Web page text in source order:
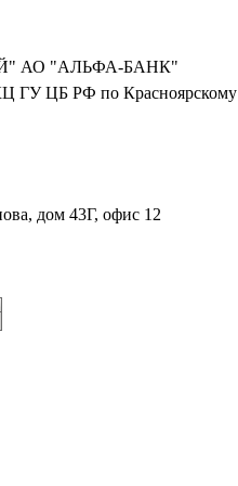
АО "АЛЬФА-БАНК"
ГУ ЦБ РФ по
дом 43Г, офис 12